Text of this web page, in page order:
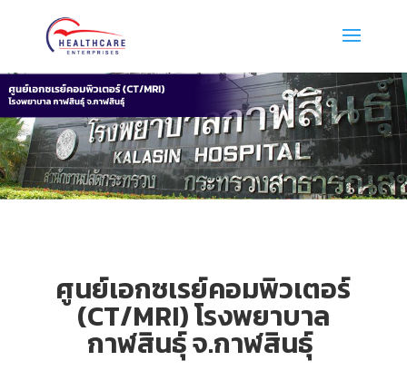
ศูนย์เอกซเรย์คอมพิวเตอร์
(CT/MRI) โรงพยาบาล
กาฬสินธุ์ จ.กาฬสินธุ์